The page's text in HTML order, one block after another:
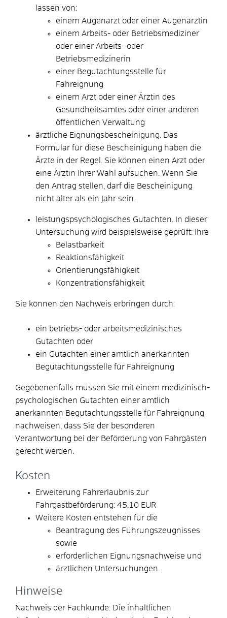
lassen von:
einem Augenarzt oder einer Augenärztin
einem Arbeits- oder Betriebsmediziner
oder einer Arbeits- oder
Betriebsmedizinerin
einer Begutachtungsstelle für
Fahreignung
einem Arzt oder einer Ärztin des
Gesundheitsamtes oder einer anderen
öffentlichen Verwaltung
ärztliche Eignungsbescheinigung. Das
Formular für diese Bescheinigung haben die
Ärzte in der Regel. Sie können einen Arzt oder
eine Ärztin Ihrer Wahl aufsuchen. Wenn Sie
den Antrag stellen, darf die Bescheinigung
nicht älter als ein Jahr sein.
leistungspsychologisches Gutachten. In dieser
Untersuchung wird beispielsweise geprüft: Ihre
Belastbarkeit
Reaktionsfähigkeit
Orientierungsfähigkeit
Konzentrationsfähigkeit
Sie können den Nachweis erbringen durch:
ein betriebs- oder arbeitsmedizinisches
Gutachten oder
ein Gutachten einer amtlich anerkannten
Begutachtungsstelle für Fahreignung
Gegebenenfalls müssen Sie mit einem medizinisch-
psychologischen Gutachten einer amtlich
anerkannten Begutachtungsstelle für Fahreignung
nachweisen, dass Sie der besonderen
Verantwortung bei der Beförderung von Fahrgästen
gerecht werden.
Kosten
Erweiterung Fahrerlaubnis zur
Fahrgastbeförderung: 45,10 EUR
Weitere Kosten entstehen für die
Beantragung des Führungszeugnisses
sowie
erforderlichen Eignungsnachweise und
ärztlichen Untersuchungen.
Hinweise
Nachweis der Fachkunde: Die inhaltlichen